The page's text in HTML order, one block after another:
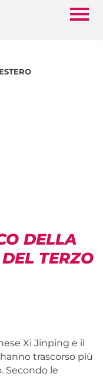
ESTERO
DELLA
TERZO
Xi Jinping e il
trascorso più
Secondo le